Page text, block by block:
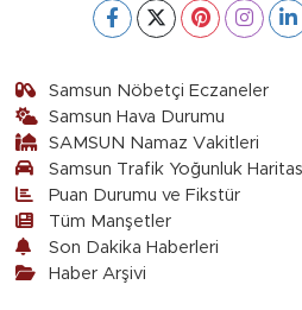
Samsun Nöbetçi Eczaneler
Samsun Hava Durumu
SAMSUN Namaz Vakitleri
Samsun Trafik Yoğunluk
Puan Durumu ve Fikstür
Tüm Manşetler
Son Dakika Haberleri
Haber Arşivi